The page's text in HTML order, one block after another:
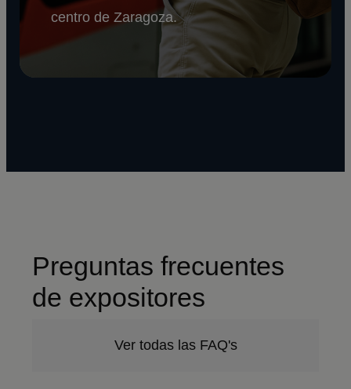
centro de Zaragoza.
Preguntas frecuentes
de expositores
Ver todas las FAQ's